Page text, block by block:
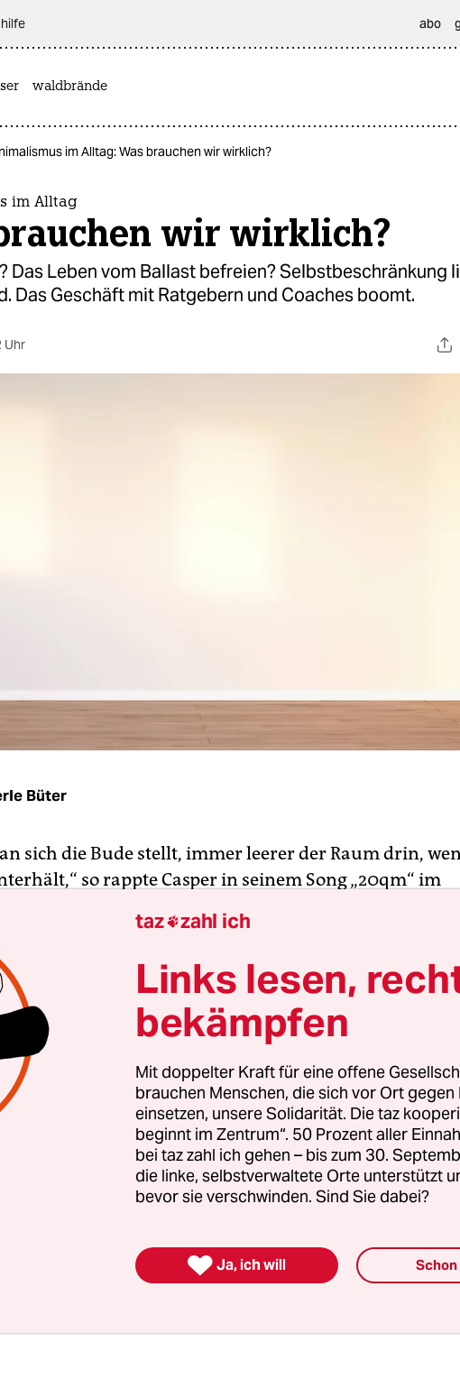
abo
waldbrände
im Alltag: Was brauchen wir wirklich?
im Alltag
wir wirklich?
Das Leben vom Ballast befreien? Selbstbeschränkung
Das Geschäft mit Ratgebern und Coaches boomt.
Uhr
Büter
sich die Bude stellt, immer leerer der Raum drin,
so rappte Casper in seinem Song „20qm“ im
nach: „Eines Tages fällt dir auf, dass du 99% nicht
nimmst all den Ballast und schmeißt ihn weg.“ Zu
was man wirklich braucht im Leben, ist nicht nur
Musikbranche thematisiert wird.
glücklich? Was brauche ich? Was belastet nur
bereichert mein Leben? Eine Vielzahl von Ratgebern,
Videos, Minimalismus-Coaches und Blogs bieten
und KundInnen hoffen, dass weniger
auch mehr Glück bedeutet. Prof. Dr. Sascha Friesike
Würzburg beschäftigt sich mit Minimalismus, den er
taz zahl ich
Links lesen,
bekämpfen
Mit doppelter Kraft für eine offene
brauchen Menschen, die sich vor Ort
einsetzen, unsere Solidarität. Die taz
beginnt im Zentrum“. 50 Prozent aller
bei taz zahl ich gehen – bis zum 30.
die linke, selbstverwaltete Orte unterstützt
bevor sie verschwinden. Sind Sie dabei?
 Ja, ich will